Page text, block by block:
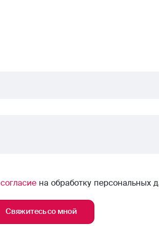
согласиена обработку персональных
Свяжитесь со мной